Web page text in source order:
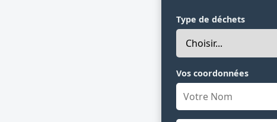
Type de déchets
Vos coordonnées